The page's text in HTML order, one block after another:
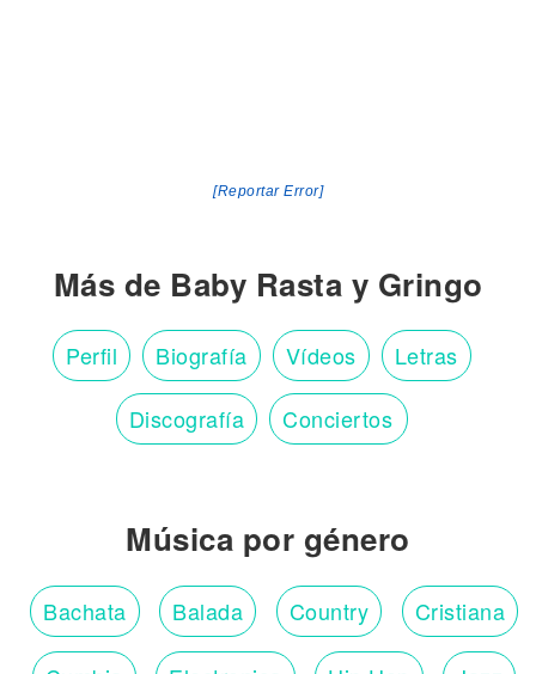
[Reportar Error]
Más de Baby Rasta y Gringo
Perfil Biografía Vídeos Letras
Discografía Conciertos
Música por género
Bachata Balada Country Cristiana